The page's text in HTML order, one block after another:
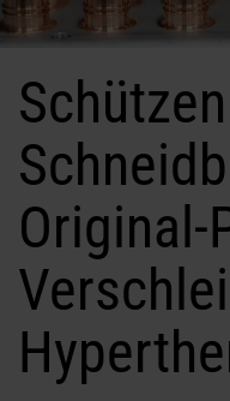
Benutzername
Passwort
Ein Konto erstellen
Kontakt
Produkte
Lösungen
Ressourcen
Original-